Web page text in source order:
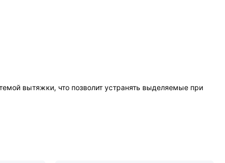
вытяжки, что позволит устранять выделяемые при